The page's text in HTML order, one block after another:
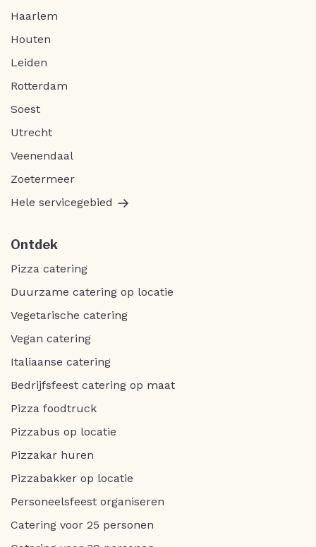
Haarlem
Houten
Leiden
Rotterdam
Soest
Utrecht
Veenendaal
Zoetermeer
Hele servicegebied
Ontdek
Pizza catering
Duurzame catering op locatie
Vegetarische catering
Vegan catering
Italiaanse catering
Bedrijfsfeest catering op maat
Pizza foodtruck
Pizzabus op locatie
Pizzakar huren
Pizzabakker op locatie
Personeelsfeest organiseren
Catering voor 25 personen